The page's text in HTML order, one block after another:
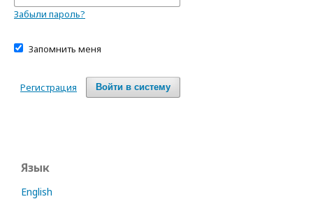
Забыли пароль?
Запомнить меня
Войти в систему
Регистрация
Язык
English